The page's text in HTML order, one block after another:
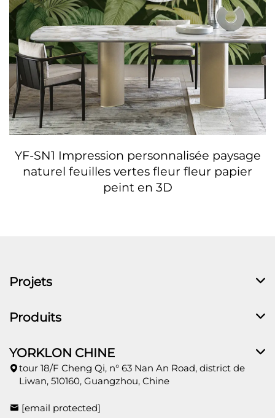
YF-SN1 Impression personnalisée paysage
naturel feuilles vertes fleur fleur papier
peint en 3D
Projets
Produits
YORKLON CHINE
tour 18/F Cheng Qi, n° 63 Nan An Road, district de
Liwan, 510160, Guangzhou, Chine
[email protected]